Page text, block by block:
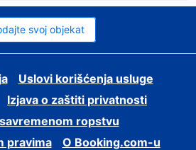
svoj objekat
Uslovi korišćenja usluge
Izjava o zaštiti privatnosti
ropstvu
pravima
О Booking.com-u